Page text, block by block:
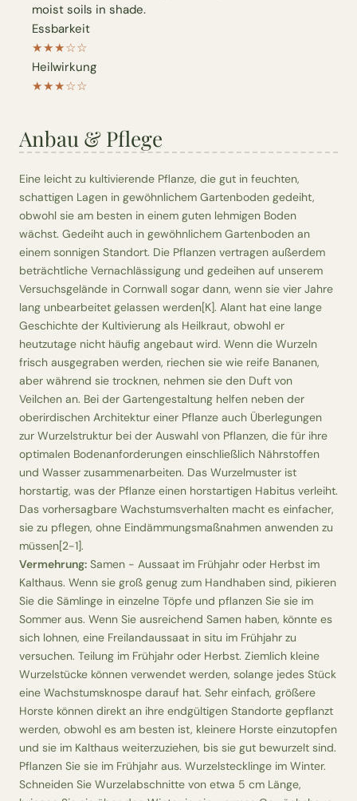
moist soils in shade.
Essbarkeit
★★★☆☆
Heilwirkung
★★★☆☆
Anbau & Pflege
Eine leicht zu kultivierende Pflanze, die gut in feuchten,
schattigen Lagen in gewöhnlichem Gartenboden gedeiht,
obwohl sie am besten in einem guten lehmigen Boden
wächst. Gedeiht auch in gewöhnlichem Gartenboden an
einem sonnigen Standort. Die Pflanzen vertragen außerdem
beträchtliche Vernachlässigung und gedeihen auf unserem
Versuchsgelände in Cornwall sogar dann, wenn sie vier Jahre
lang unbearbeitet gelassen werden[K]. Alant hat eine lange
Geschichte der Kultivierung als Heilkraut, obwohl er
heutzutage nicht häufig angebaut wird. Wenn die Wurzeln
frisch ausgegraben werden, riechen sie wie reife Bananen,
aber während sie trocknen, nehmen sie den Duft von
Veilchen an. Bei der Gartengestaltung helfen neben der
oberirdischen Architektur einer Pflanze auch Überlegungen
zur Wurzelstruktur bei der Auswahl von Pflanzen, die für ihre
optimalen Bodenanforderungen einschließlich Nährstoffen
und Wasser zusammenarbeiten. Das Wurzelmuster ist
horstartig, was der Pflanze einen horstartigen Habitus verleiht.
Das vorhersagbare Wachstumsverhalten macht es einfacher,
sie zu pflegen, ohne Eindämmungsmaßnahmen anwenden zu
müssen[2-1].
Vermehrung: Samen - Aussaat im Frühjahr oder Herbst im
Kalthaus. Wenn sie groß genug zum Handhaben sind, pikieren
Sie die Sämlinge in einzelne Töpfe und pflanzen Sie sie im
Sommer aus. Wenn Sie ausreichend Samen haben, könnte es
sich lohnen, eine Freilandaussaat in situ im Frühjahr zu
versuchen. Teilung im Frühjahr oder Herbst. Ziemlich kleine
Wurzelstücke können verwendet werden, solange jedes Stück
eine Wachstumsknospe darauf hat. Sehr einfach, größere
Horste können direkt an ihre endgültigen Standorte gepflanzt
werden, obwohl es am besten ist, kleinere Horste einzutopfen
und sie im Kalthaus weiterzuziehen, bis sie gut bewurzelt sind.
Pflanzen Sie sie im Frühjahr aus. Wurzelstecklinge im Winter.
Schneiden Sie Wurzelabschnitte von etwa 5 cm Länge,